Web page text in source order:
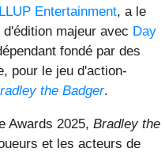
Entertainment, a le
majeur avec Day
fondé par des
pour le jeu d'action-
the Badger.
Awards 2025, Bradley the
et les acteurs de